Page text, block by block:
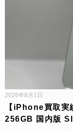
【iPhone買取
256GB 国内版
2026年8月1日